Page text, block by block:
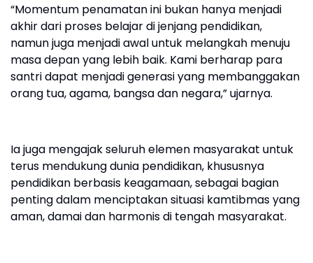
“Momentum penamatan ini bukan hanya menjadi
akhir dari proses belajar di jenjang pendidikan,
namun juga menjadi awal untuk melangkah menuju
masa depan yang lebih baik. Kami berharap para
santri dapat menjadi generasi yang membanggakan
orang tua, agama, bangsa dan negara,” ujarnya.
Ia juga mengajak seluruh elemen masyarakat untuk
terus mendukung dunia pendidikan, khususnya
pendidikan berbasis keagamaan, sebagai bagian
penting dalam menciptakan situasi kamtibmas yang
aman, damai dan harmonis di tengah masyarakat.